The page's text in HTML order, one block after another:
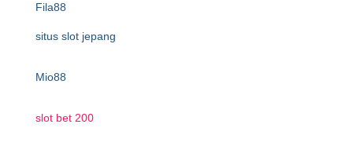
Fila88
situs slot jepang
Mio88
slot bet 200